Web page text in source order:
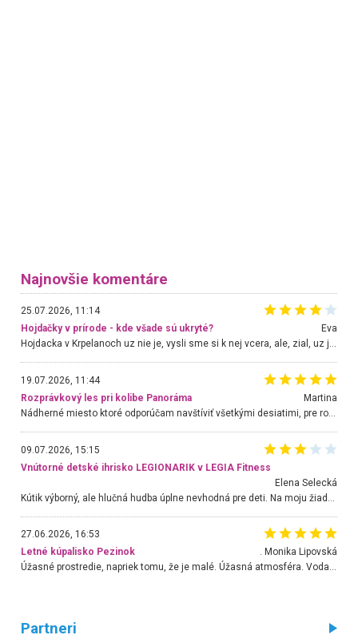
Najnovšie komentáre
25.07.2026, 11:14
Hojdačky v prírode - kde všade sú ukryté?
Eva
Hojdacka v Krpelanoch uz nie je, vysli sme si k nej vcera, ale, zial, uz je znicena. Ak sem planujete cestu len kvoli hojdacke, mozete si ju usetrit. Krasny vyhlad je tu vsak aj bez hojdacky :-)
19.07.2026, 11:44
Rozprávkový les pri kolibe Panoráma
Martina
Nádherné miesto ktoré odporúčam navštíviť všetkými desiatimi, pre rodiny s deťmi, dôchodcom... Proste a jednoducho ozaj rozprávkový les.. určite ešte prídeme. Odniesli sme si na pamiatku krásne tričká,
09.07.2026, 15:15
Vnútorné detské ihrisko LEGIONARIK v LEGIA Fitness
Elena Selecká
27.06.2026, 16:53
Letné kúpalisko Pezinok
. Monika Lipovská
Úžasné prostredie, napriek tomu, že je malé. Úžasná atmosféra. Voda fantastická a nádherná. Ľudí je pomerne veľa, ale su mili a ohľaduplní. Je veľmi zaujímavé sledovať, ako dokážu spolu športovať cudzí ľudia a bez ohľadu na vek. Vládne tu pohoda. Vnuka neviem dostať z vody. Ďakujem za krásny deň . Urcite sa sem vrátim. Jediný problém je s parkovaním, ale aj ten sa mi podarilo vyriešiť. Monika Bratislava
Partneri